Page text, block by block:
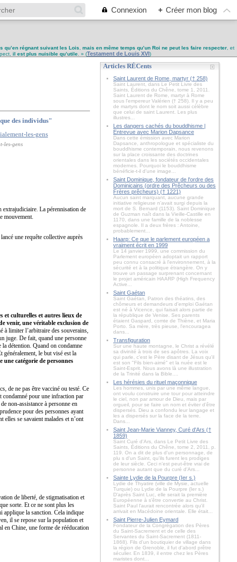
Connexion + Créer mon blog
qu’en régnant suivant les Lois mais en même temps qu’un Roi ne peut les faire respecter, et
il est plus nuisible qu’utile . » (Testament de Louis XVI)
des individus"
les-gens
extrajudiciaire. La pérennisation de
mouvement.
une requête collective auprès
et culturelles et autres lieux de
venir, une véritable exclusion de
limiter l’arbitraire des souverains,
juge. De fait, quand une personne
la détention. Quand on condamne
généralement, le but visé est la
une catégorie de personnes
de ne pas être vacciné ou testé. Ce
condamné pour une infraction par
non-assistance à personne en
pour des personnes ayant
elles se savaient malades et n’ont
de liberté, de stigmatisation et
sorte. Et ce ne sont plus les
applique la sanction. Cela indique
il se repose sur la population et
en Chine, une forme de rééducation
Articles RÉCents
Saint Laurent de Rome, martyr († 258)
Saint Laurent, dans Le Petit Livre des
Saints, Éditions du Chêne, tome 1, 2011.
Saint Laurent de Rome, martyr à Rome
sous l'empereur Valérien († 258). Il y a peu
de martyrs dont le nom soit aussi célèbre
que celui de saint Laurent. Les plus
illustres...
Les dangers cachés du bouddhisme |
Entrevue avec Marion Dapsance
Dans cette émission avec Marion
Dapsance, anthropologue et spécialiste du
bouddhisme contemporain, nous revenons
sur la place croissante des doctrines
orientales dans les sociétés occidentales
modernes. Pourquoi le bouddhisme
bénéficie-t-il d'une image...
Saint Dominique, fondateur de l'ordre des
Dominicains (ordre des Prêcheurs ou des
Frères prêcheurs) († 1221)
Aucun saint marquant, aucune grande
initiative religieuse n'avait surgi depuis la
mort de S. Bernard (1153). Saint Dominique
de Guzman naît dans la Vieille-Castille en
1170, dans une famille de la noblesse
espagnole. Il a deux frères : Antoine,
probablement...
Haarp: Ce que le parlement européen a
vraiment écrit en 1999
Le 14 janvier 1999, une commission du
Parlement européen adoptait un rapport
peu connu consacré à l'environnement, à la
sécurité et à la politique étrangère. On y
trouve un passage surprenant concernant
le projet américain HAARP (High Frequency
Active...
Saint Gaétan
Saint Gaétan, Patron des théatins, des
chômeurs et demandeurs d'emploi Gaétan
est né à Vicence, qui faisait alors partie de
la république de Venise. Ses parents
étaient Gaspard, comte de Thiène, et Maria
Porto. Sa mère, très pieuse, l'encouragea
dans...
Transfiguration
Sur une haute montagne, le Christ a révélé
sa divinité à trois de ses apôtres. La voix
qui parle, c'est le Père disant de Jésus qu'il
est son "Fils bien-aimé" et la nuée est le
Saint-Esprit. Nous avons là une illustration
de la Trinité dans la Bible....
Les hérésies du rituel maçonnique
Les hommes, unis par une même langue,
ont voulu construire une tour pour atteindre
le ciel, non par amour de Dieu, mais par
orgueil, pour se faire un nom et éviter d’être
dispersés. Dieu a confondu leur langage et
les a dispersés sur la face de la terre.
Dans...
Saint Jean-Marie Vianney, Curé d'Ars (†
1859)
Saint Curé d'Ars, dans Le Petit Livre des
Saints, Éditions du Chêne, tome 2, 2011, p.
119. On a dit de plus d'un personnage, de
plu s d'un Saint, qu'ils furent les prodiges
de leur siècle. Ceci n'est peut-être vrai de
personne autant que du curé d'Ars...
Sainte Lydie de la Pourpre (Ier s.)
Lydie de Thyatire (ville de Mysie, actuelle
Turquie) ou Lydie de la Pourpre (Ier s.)
D'après Saint Luc, elle serait la première
Européenne à s'être convertie au Christ.
Saint Paul l'aurait rencontrée alors qu'il
arrivait en Macédoine orientale. Elle était...
Saint Pierre-Julien Eymard
Fondateur de la Congrégation des Pères
du Saint-Sacrement et de celle des
Servantes du Saint-Sacrement (1811-
1868). Fils d'un boutiquier de village dans
la région de Grenoble, il fut d'abord prêtre
séculier. En 1839, il entre chez les Pères
maristes dont...